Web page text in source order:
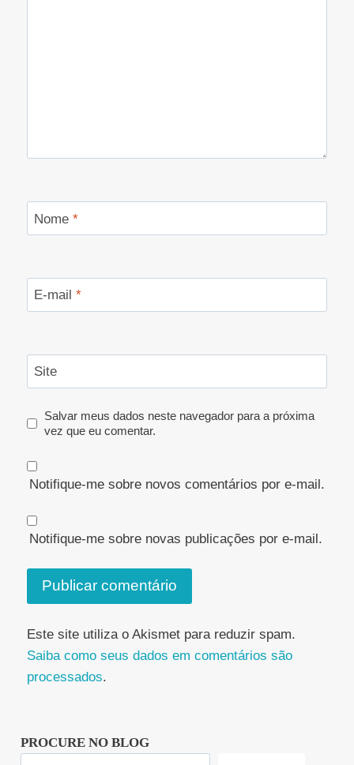
Nome *
E-mail *
Site
Salvar meus dados neste navegador para a próxima
vez que eu comentar.
Notifique-me sobre novos comentários por e-mail.
Notifique-me sobre novas publicações por e-mail.
Este site utiliza o Akismet para reduzir spam.
Saiba como seus dados em comentários são
processados.
PROCURE NO BLOG